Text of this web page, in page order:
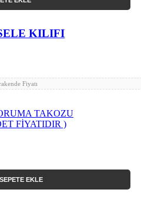
KILIFI
Fiyatı
SEPETE EKLE